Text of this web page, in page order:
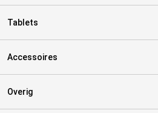
Tablets
Accessoires
Overig